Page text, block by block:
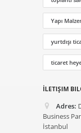
Yapı
yurtdışı
ticaret
İLETIŞIM
Adres:
Business
İstanbul